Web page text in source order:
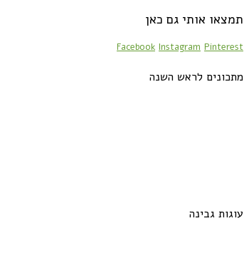
תמצאו אותי גם כאן
Facebook Instagram Pinterest
מתכונים לראש השנה
עוגות גבינה